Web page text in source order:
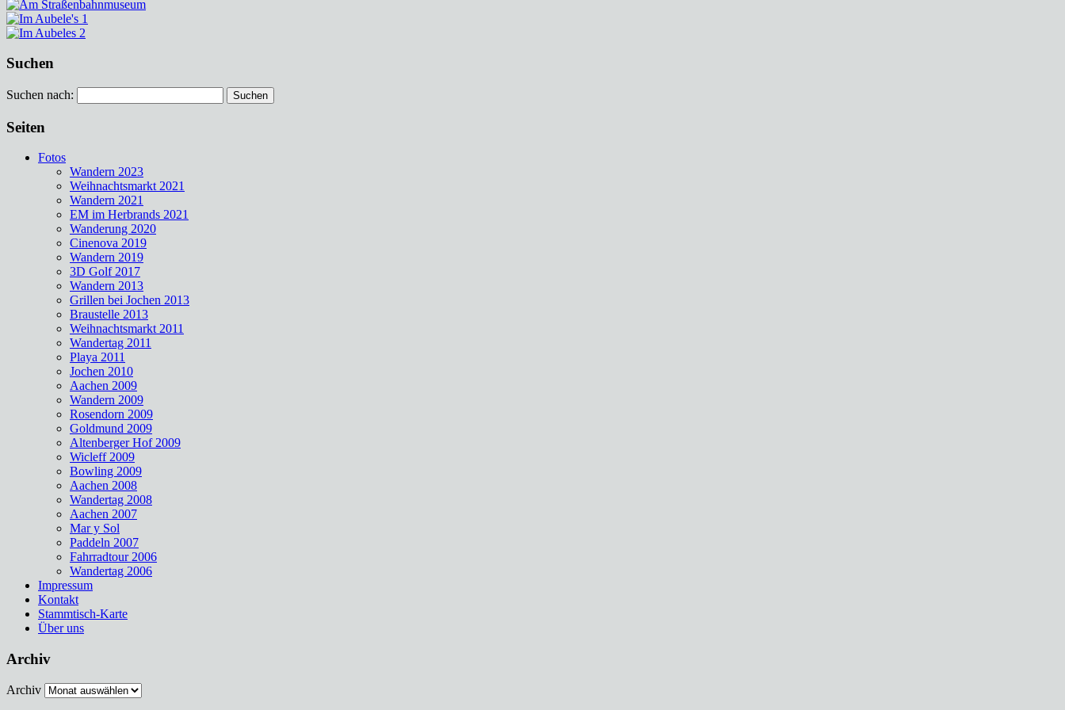
Suchen
Suchen nach:
Seiten
Fotos
Wandern 2023
Weihnachtsmarkt 2021
Wandern 2021
EM im Herbrands 2021
Wanderung 2020
Cinenova 2019
Wandern 2019
3D Golf 2017
Wandern 2013
Grillen bei Jochen 2013
Braustelle 2013
Weihnachtsmarkt 2011
Wandertag 2011
Playa 2011
Jochen 2010
Aachen 2009
Wandern 2009
Rosendorn 2009
Goldmund 2009
Altenberger Hof 2009
Wicleff 2009
Bowling 2009
Aachen 2008
Wandertag 2008
Aachen 2007
Mar y Sol
Paddeln 2007
Fahrradtour 2006
Wandertag 2006
Impressum
Kontakt
Stammtisch-Karte
Über uns
Archiv
Archiv